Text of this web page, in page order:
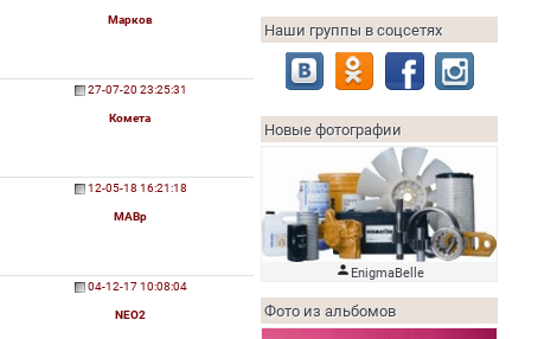
Марков
27-07-20 23:25:31
Комета
12-05-18 16:21:18
МАВр
04-12-17 10:08:04
NEO2
Наши группы в соцсетях
Новые фотографии
 EnigmaBelle
Фото из альбомов